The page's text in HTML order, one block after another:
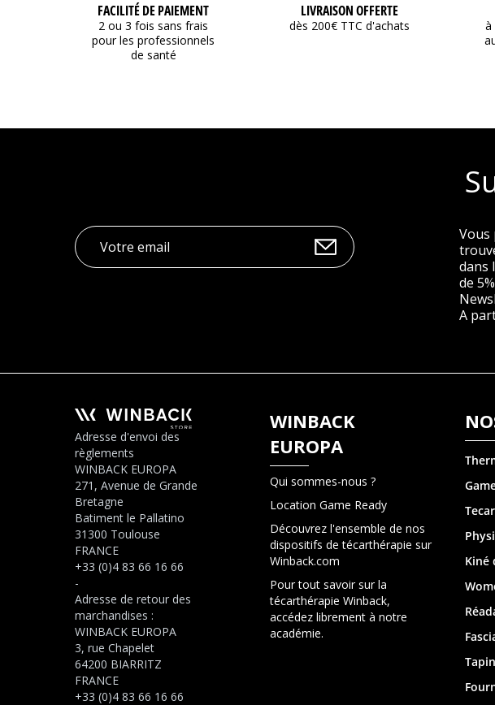
FACILITÉ DE PAIEMENT
2 ou 3 fois sans frais
pour les professionnels
de santé
LIVRAISON OFFERTE
dès 200€ TTC d'achats
à
Vous
dans
de
A
Adresse d'envoi des
règlements
WINBACK EUROPA
271, Avenue de Grande
Bretagne
Batiment le Pallatino
31300 Toulouse
FRANCE
+33 (0)4 83 66 16 66
-
Adresse de retour des
marchandises :
WINBACK EUROPA
3, rue Chapelet
64200 BIARRITZ
FRANCE
+33 (0)4 83 66 16 66
WINBACK
EUROPA
Qui sommes-nous ?
Location Game Ready
Découvrez l'ensemble de nos
dispositifs de técarthérapie sur
Winback.com
Pour tout savoir sur la
técarthérapie Winback,
accédez librement à notre
académie.
Kiné